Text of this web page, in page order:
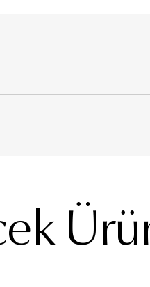
ifade eder. Bu
Verilerinizi